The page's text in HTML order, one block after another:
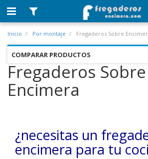
Inicio Por montaje Fregaderos Sobre
COMPARAR PRODUCTOS
Fregaderos Sobre
Encimera
¿necesitas un
encimera para tu